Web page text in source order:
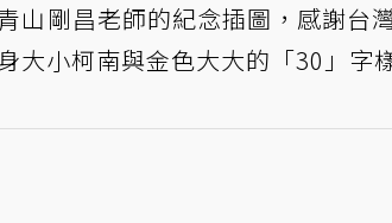
山剛昌老師的紀念插圖，感謝台
大小柯南與金色大大的「30」字